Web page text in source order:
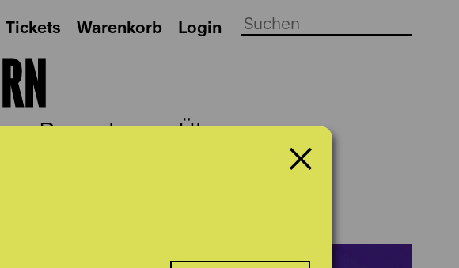
Tickets Warenkorb Login
Besuch Über uns